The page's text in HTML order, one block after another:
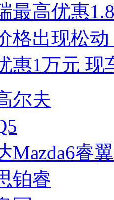
最高优惠
格出现松
惠1万元 现
尔夫
Mazda6睿翼
铂睿